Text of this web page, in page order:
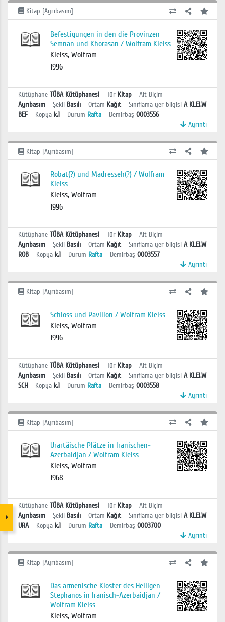
Kitap [Ayrıbasım]
Befestigungen in den die Provinzen
Semnan und Khorasan / Wolfram Kleiss
Kleiss, Wolfram
1996
Kütüphane TÜBA Kütüphanesi Tür Kitap
Alt Biçim
Ayrıbasım
Şekil Basılı Ortam Kağıt Sınıflama yer bilgisi A KLEI.W
BEF
Kopya k.1 Durum Rafta Demirbaş 0003556
Ayrıntı
Kitap [Ayrıbasım]
Robat(?) und Madresseh(?) / Wolfram
Kleiss
Kleiss, Wolfram
1996
Kütüphane TÜBA Kütüphanesi Tür Kitap
Alt Biçim
Ayrıbasım
Şekil Basılı Ortam Kağıt Sınıflama yer bilgisi A KLEI.W
ROB
Kopya k.1 Durum Rafta Demirbaş 0003557
Ayrıntı
Kitap [Ayrıbasım]
Schloss und Pavillon / Wolfram Kleiss
Kleiss, Wolfram
1996
Kütüphane TÜBA Kütüphanesi Tür Kitap
Alt Biçim
Ayrıbasım
Şekil Basılı Ortam Kağıt Sınıflama yer bilgisi A KLEI.W
SCH
Kopya k.1 Durum Rafta Demirbaş 0003558
Ayrıntı
Kitap [Ayrıbasım]
Urartäische Plätze in Iranischen-
Azerbaidjan / Wolfram Kleiss
Kleiss, Wolfram
1968
Kütüphane TÜBA Kütüphanesi Tür Kitap
Alt Biçim
Ayrıbasım
Şekil Basılı Ortam Kağıt Sınıflama yer bilgisi A KLEI.W
URA
Kopya k.1 Durum Rafta Demirbaş 0003700
Ayrıntı
Kitap [Ayrıbasım]
Das armenische Kloster des Heiligen
Stephanos in Iranisch-Azerbaidjan /
Wolfram Kleiss
Kleiss, Wolfram